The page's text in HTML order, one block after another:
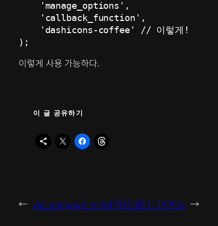
);
이렇게 사용 가능하다.
이 글 공유하기
← wp_enqueue_script액션/필터 레퍼런스 →